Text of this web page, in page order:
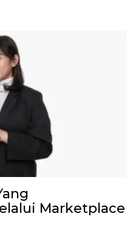
Marketplace